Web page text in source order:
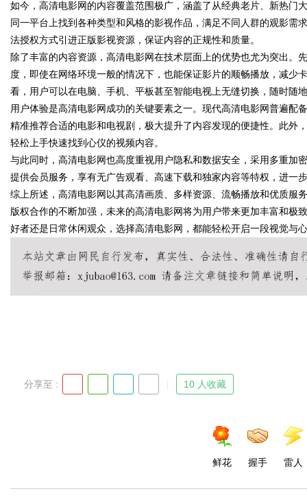
!
Bo
如今，高清电影网的内容覆盖范围极广，涵盖了从经典老片、新热门
同一平台上找到各种类型和风格的影视作品，满足不同人群的观影
法授权方式引进正版影视资源，保证内容的正规性和质量。
除了丰富的内容资源，高清电影网在技术层面上的优势也尤为突出。
度，即使在网络环境一般的情况下，也能保证影片的顺畅播放，减少
看，用户可以在电脑、手机、平板甚至智能电视上无缝切换，随时随
用户体验是高清电影网成功的关键要素之一。现代高清电影网普遍配
精准推荐合适的电影和电视剧，极大提升了内容发现的便捷性。此外
轻松上手快速找到心仪的视频内容。
与此同时，高清电影网也高度重视用户隐私和数据安全，采用多重加
提供会员服务，享有无广告观看、高速下载和独家内容等特权，进一
综上所述，高清电影网以其高清画质、多样资源、流畅播放和优质服
版权合作的不断加强，未来的高清电影网将为用户带来更加丰富和极
好者还是日常休闲观众，选择高清电影网，都能轻松开启一段视觉与
分享至 : 10 人收藏
鲜花 握手 雷人